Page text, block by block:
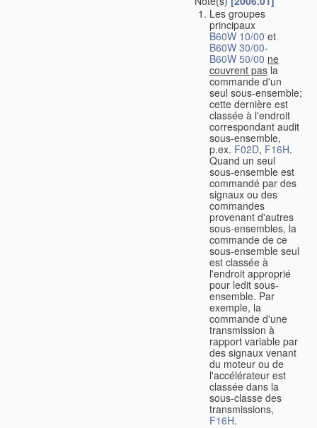
Les groupes
principaux
B60W 10/00 et
B60W 30/00-
B60W 50/00 ne
couvrent pas la
commande d'un
seul sous-ensemble;
cette dernière est
classée à l'endroit
correspondant audit
sous-ensemble,
p.ex. F02D, F16H.
Quand un seul
sous-ensemble est
commandé par des
signaux ou des
commandes
provenant d'autres
sous-ensembles, la
commande de ce
sous-ensemble seul
est classée à
l'endroit approprié
pour ledit sous-
ensemble. Par
exemple, la
commande d'une
transmission à
rapport variable par
des signaux venant
du moteur ou de
l'accélérateur est
classée dans la
sous-classe des
transmissions,
F16H.